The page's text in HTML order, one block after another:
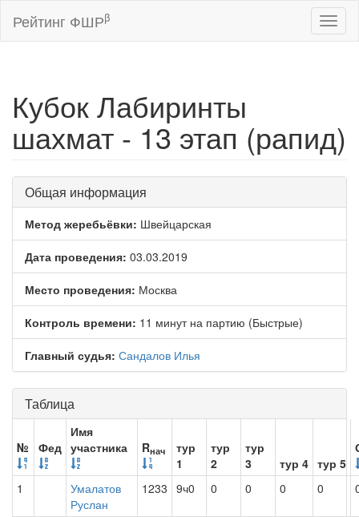
Рейтинг ФШРβ
Кубок Лабиринты
шахмат - 13 этап (рапид)
Общая информация
Метод жеребьёвки: Швейцарская
Дата проведения: 03.03.2019
Место проведения: Москва
Контроль времени: 11 минут на партию (Быстрые)
Главный судья: Сандалов Илья
Таблица
№ Фед
Имя
участника
Rнач
тур
1
тур
2
тур
3
тур 4 тур 5
1
Умалатов
Руслан
1233 9ч0 0 0 0 0